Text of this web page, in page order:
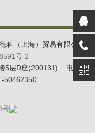
（上海）贸易有限公司 版
号-2
5层D座(200131) 电话：
50462350
号